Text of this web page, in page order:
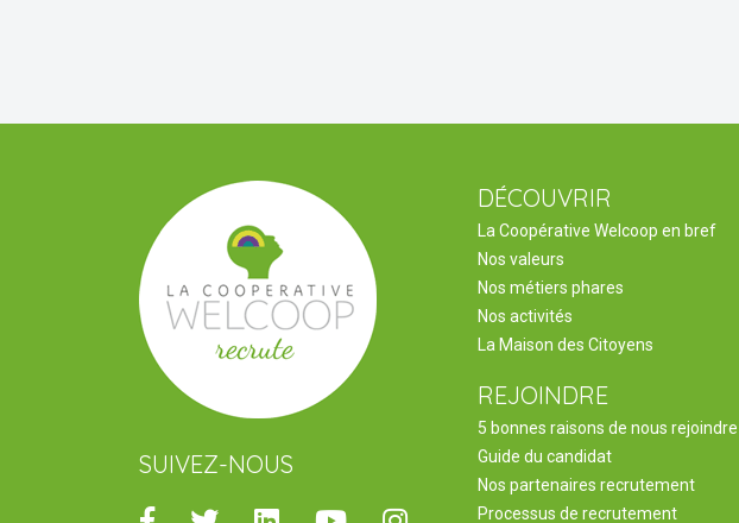
SUIVEZ-NOUS
DÉCOUVRIR
La Coopérative Welcoop en bref
Nos valeurs
Nos métiers phares
Nos activités
La Maison des Citoyens
REJOINDRE
5 bonnes raisons de nous rejoindre
Guide du candidat
Nos partenaires recrutement
Processus de recrutement